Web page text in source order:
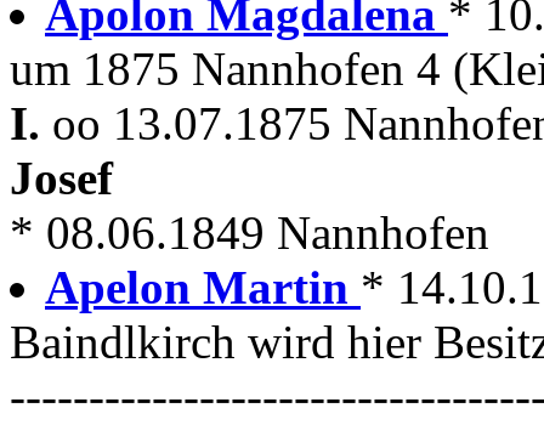
Apolon Magdalena *
um 1875 Nannhofen 4
I. oo 13.07.1875
Josef
* 08.06.1849 Nannhofen
Apelon Martin *
Baindlkirch wird hier